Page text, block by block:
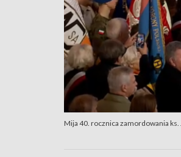
Mija 40. rocznica zamordowania ks.